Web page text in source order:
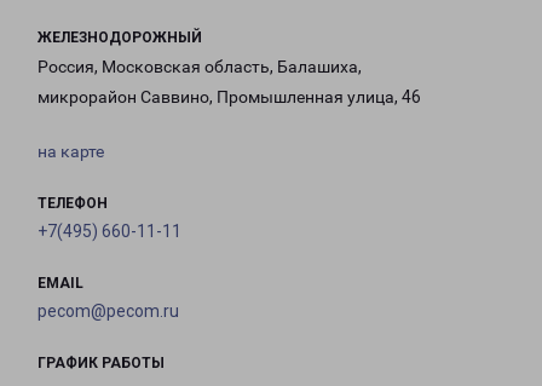
ЖЕЛЕЗНОДОРОЖНЫЙ
Россия, Московская область, Балашиха,
микрорайон Саввино, Промышленная улица, 46
на карте
ТЕЛЕФОН
+7(495) 660-11-11
EMAIL
pecom@pecom.ru
ГРАФИК РАБОТЫ